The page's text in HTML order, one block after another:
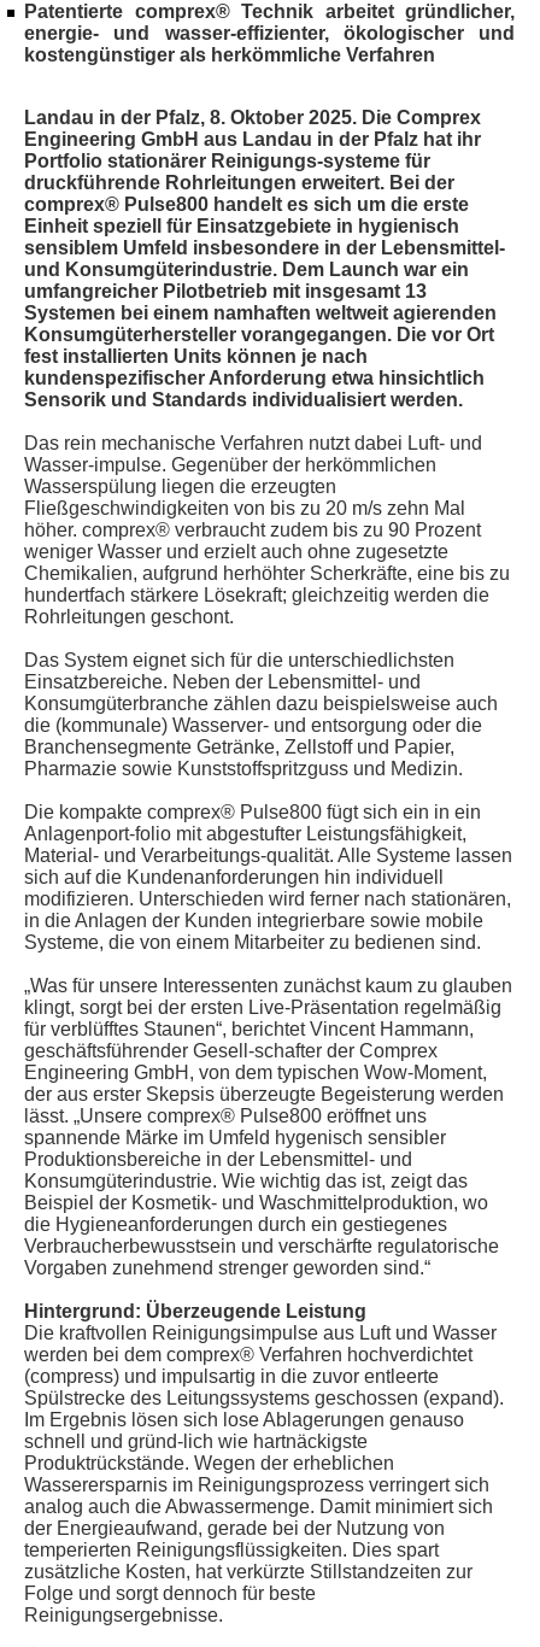
Patentierte comprex® Technik arbeitet gründlicher,
energie- und wasser-effizienter, ökologischer und
kostengünstiger als herkömmliche Verfahren
Landau in der Pfalz, 8. Oktober 2025. Die Comprex
Engineering GmbH aus Landau in der Pfalz hat ihr
Portfolio stationärer Reinigungs-systeme für
druckführende Rohrleitungen erweitert. Bei der
comprex® Pulse800 handelt es sich um die erste
Einheit speziell für Einsatzgebiete in hygienisch
sensiblem Umfeld insbesondere in der Lebensmittel-
und Konsumgüterindustrie. Dem Launch war ein
umfangreicher Pilotbetrieb mit insgesamt 13
Systemen bei einem namhaften weltweit agierenden
Konsumgüterhersteller vorangegangen. Die vor Ort
fest installierten Units können je nach
kundenspezifischer Anforderung etwa hinsichtlich
Sensorik und Standards individualisiert werden.
Das rein mechanische Verfahren nutzt dabei Luft- und
Wasser-impulse. Gegenüber der herkömmlichen
Wasserspülung liegen die erzeugten
Fließgeschwindigkeiten von bis zu 20 m/s zehn Mal
höher. comprex® verbraucht zudem bis zu 90 Prozent
weniger Wasser und erzielt auch ohne zugesetzte
Chemikalien, aufgrund herhöhter Scherkräfte, eine bis zu
hundertfach stärkere Lösekraft; gleichzeitig werden die
Rohrleitungen geschont.
Das System eignet sich für die unterschiedlichsten
Einsatzbereiche. Neben der Lebensmittel- und
Konsumgüterbranche zählen dazu beispielsweise auch
die (kommunale) Wasserver- und entsorgung oder die
Branchensegmente Getränke, Zellstoff und Papier,
Pharmazie sowie Kunststoffspritzguss und Medizin.
Die kompakte comprex® Pulse800 fügt sich ein in ein
Anlagenport-folio mit abgestufter Leistungsfähigkeit,
Material- und Verarbeitungs-qualität. Alle Systeme lassen
sich auf die Kundenanforderungen hin individuell
modifizieren. Unterschieden wird ferner nach stationären,
in die Anlagen der Kunden integrierbare sowie mobile
Systeme, die von einem Mitarbeiter zu bedienen sind.
„Was für unsere Interessenten zunächst kaum zu glauben
klingt, sorgt bei der ersten Live-Präsentation regelmäßig
für verblüfftes Staunen“, berichtet Vincent Hammann,
geschäftsführender Gesell-schafter der Comprex
Engineering GmbH, von dem typischen Wow-Moment,
der aus erster Skepsis überzeugte Begeisterung werden
lässt. „Unsere comprex® Pulse800 eröffnet uns
spannende Märke im Umfeld hygenisch sensibler
Produktionsbereiche in der Lebensmittel- und
Konsumgüterindustrie. Wie wichtig das ist, zeigt das
Beispiel der Kosmetik- und Waschmittelproduktion, wo
die Hygieneanforderungen durch ein gestiegenes
Verbraucherbewusstsein und verschärfte regulatorische
Vorgaben zunehmend strenger geworden sind.“
Hintergrund: Überzeugende Leistung
Die kraftvollen Reinigungsimpulse aus Luft und Wasser
werden bei dem comprex® Verfahren hochverdichtet
(compress) und impulsartig in die zuvor entleerte
Spülstrecke des Leitungssystems geschossen (expand).
Im Ergebnis lösen sich lose Ablagerungen genauso
schnell und gründ-lich wie hartnäckigste
Produktrückstände. Wegen der erheblichen
Wasserersparnis im Reinigungsprozess verringert sich
analog auch die Abwassermenge. Damit minimiert sich
der Energieaufwand, gerade bei der Nutzung von
temperierten Reinigungsflüssigkeiten. Dies spart
zusätzliche Kosten, hat verkürzte Stillstandzeiten zur
Folge und sorgt dennoch für beste
Reinigungsergebnisse.